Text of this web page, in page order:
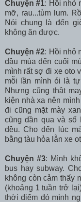
Chuyện #1: Hồi nhỏ
mỡ, rau...tùm lum.
Nói chung là đến
không ăn được.
Chuyện #2: Hồi nhỏ
đầu mùa đến cuối
mình rất sợ đi xe oto
mỗi lần mình ói là
Nhưng cũng thật
kiện nhà xa nên
đi cũng mặt mày
cũng dần qua và số
đều. Cho đến lúc
bằng tàu hỏa lẫn xe
Chuyện #3: Mình
bus hay subway.
không còn cảm thấy
(khoảng 1 tuần trở
thời điểm đó mình